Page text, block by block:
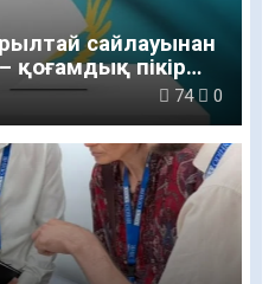
сайлауынан
қоғамдық пікір
74 0